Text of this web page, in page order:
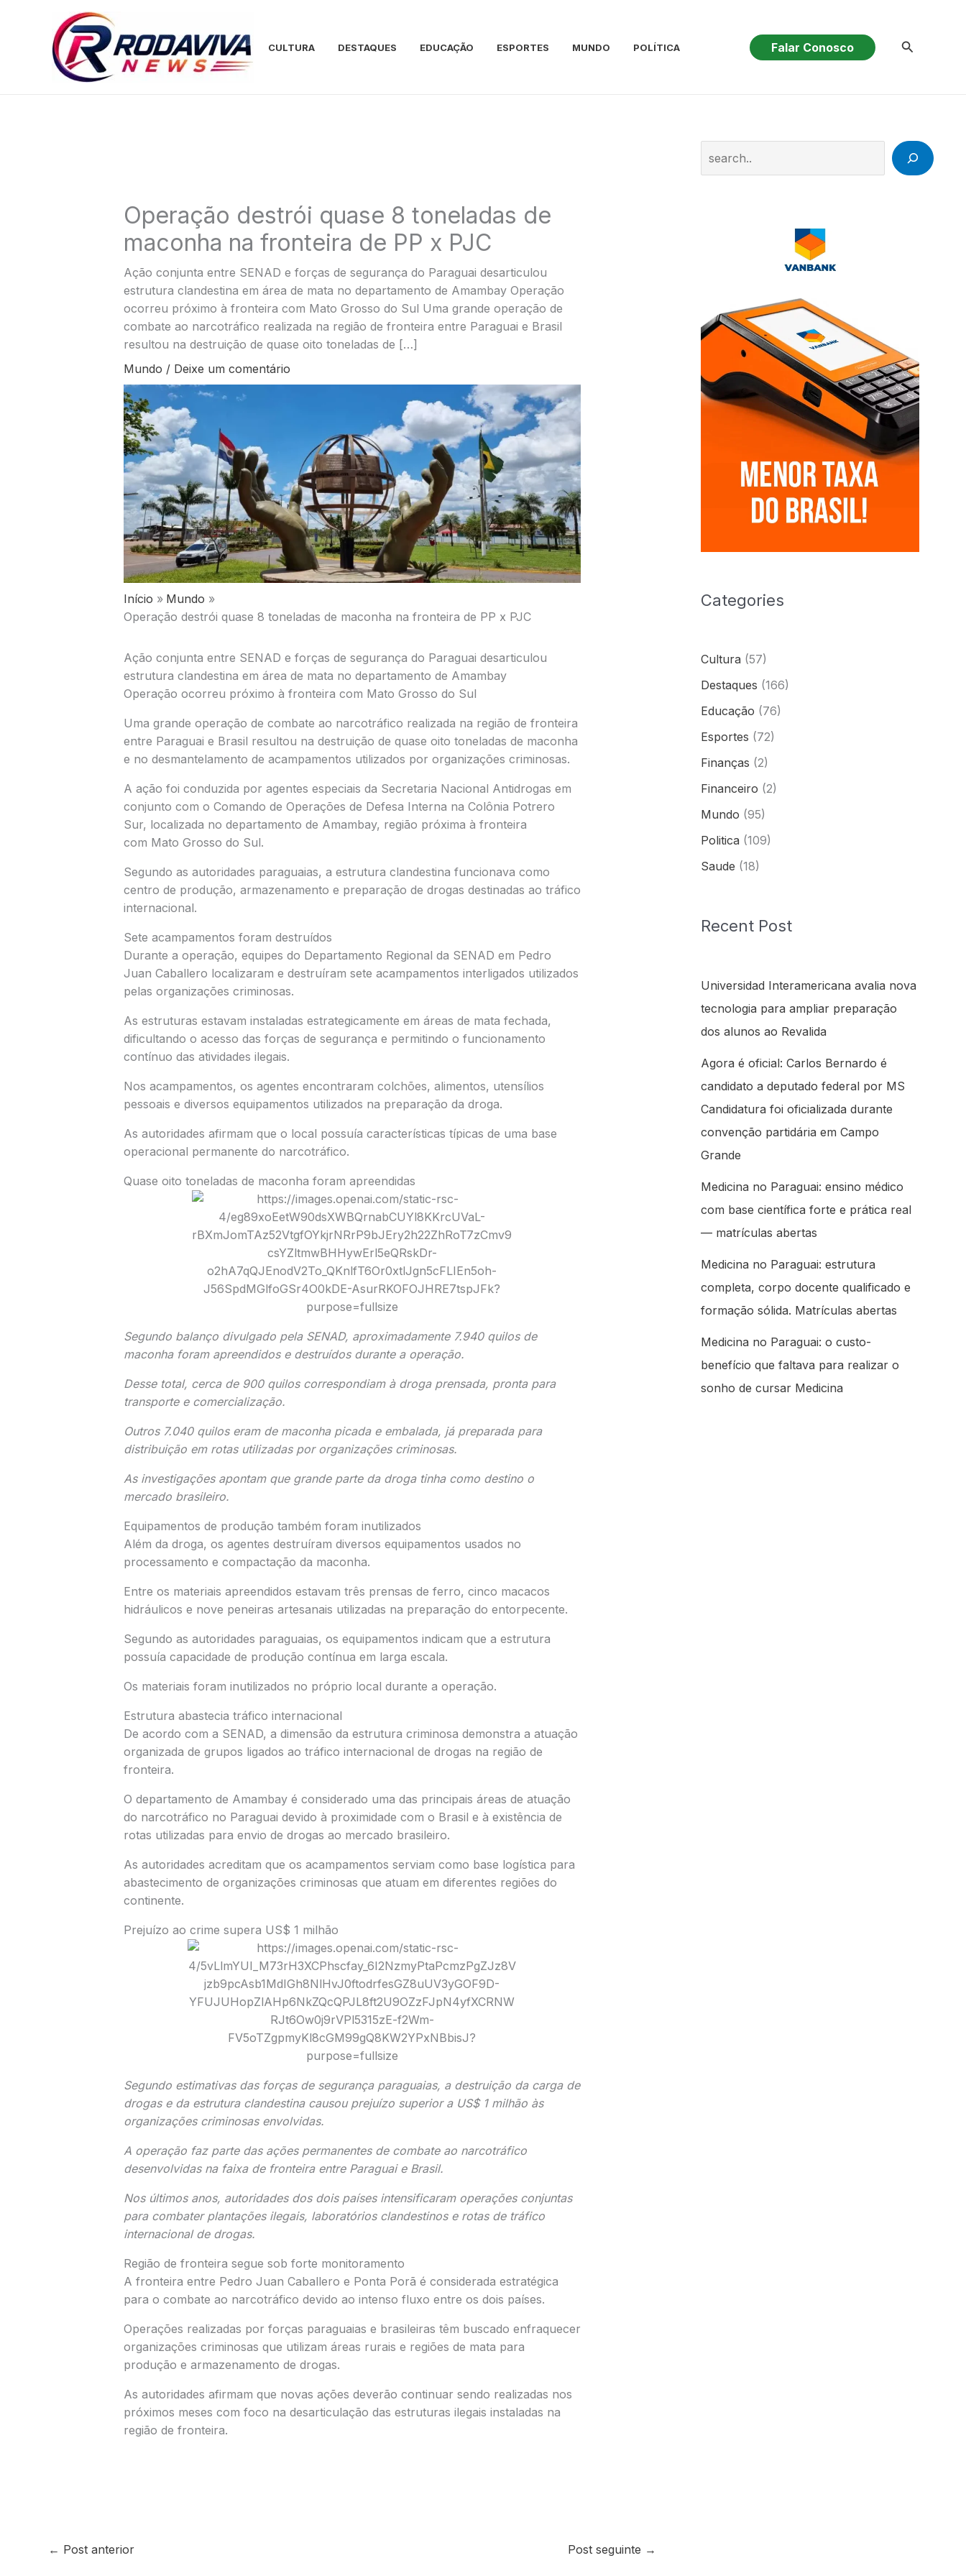
CULTURA DESTAQUES EDUCAÇÃO ESPORTES MUNDO POLÍTICA Falar Conosco Pesquisar
Operação destrói quase 8 toneladas de
maconha na fronteira de PP x PJC
Ação conjunta entre SENAD e forças de segurança do Paraguai desarticulou
estrutura clandestina em área de mata no departamento de Amambay Operação
ocorreu próximo à fronteira com Mato Grosso do Sul Uma grande operação de
combate ao narcotráfico realizada na região de fronteira entre Paraguai e Brasil
resultou na destruição de quase oito toneladas de […]
Mundo / Deixe um comentário
Início
Mundo
Operação destrói quase 8 toneladas de maconha na fronteira de PP x PJC
Ação conjunta entre SENAD e forças de segurança do Paraguai desarticulou
estrutura clandestina em área de mata no departamento de Amambay
Operação ocorreu próximo à fronteira com Mato Grosso do Sul
Uma grande operação de combate ao narcotráfico realizada na região de fronteira
entre Paraguai e Brasil resultou na destruição de quase oito toneladas de maconha
e no desmantelamento de acampamentos utilizados por organizações criminosas.
A ação foi conduzida por agentes especiais da Secretaria Nacional Antidrogas em
conjunto com o Comando de Operações de Defesa Interna na Colônia Potrero
Sur, localizada no departamento de Amambay, região próxima à fronteira
com Mato Grosso do Sul.
Segundo as autoridades paraguaias, a estrutura clandestina funcionava como
centro de produção, armazenamento e preparação de drogas destinadas ao tráfico
internacional.
Sete acampamentos foram destruídos
Durante a operação, equipes do Departamento Regional da SENAD em Pedro
Juan Caballero localizaram e destruíram sete acampamentos interligados utilizados
pelas organizações criminosas.
As estruturas estavam instaladas estrategicamente em áreas de mata fechada,
dificultando o acesso das forças de segurança e permitindo o funcionamento
contínuo das atividades ilegais.
Nos acampamentos, os agentes encontraram colchões, alimentos, utensílios
pessoais e diversos equipamentos utilizados na preparação da droga.
As autoridades afirmam que o local possuía características típicas de uma base
operacional permanente do narcotráfico.
Quase oito toneladas de maconha foram apreendidas
Segundo balanço divulgado pela SENAD, aproximadamente 7.940 quilos de
maconha foram apreendidos e destruídos durante a operação.
Desse total, cerca de 900 quilos correspondiam à droga prensada, pronta para
transporte e comercialização.
Outros 7.040 quilos eram de maconha picada e embalada, já preparada para
distribuição em rotas utilizadas por organizações criminosas.
As investigações apontam que grande parte da droga tinha como destino o
mercado brasileiro.
Equipamentos de produção também foram inutilizados
Além da droga, os agentes destruíram diversos equipamentos usados no
processamento e compactação da maconha.
Entre os materiais apreendidos estavam três prensas de ferro, cinco macacos
hidráulicos e nove peneiras artesanais utilizadas na preparação do entorpecente.
Segundo as autoridades paraguaias, os equipamentos indicam que a estrutura
possuía capacidade de produção contínua em larga escala.
Os materiais foram inutilizados no próprio local durante a operação.
Estrutura abastecia tráfico internacional
De acordo com a SENAD, a dimensão da estrutura criminosa demonstra a atuação
organizada de grupos ligados ao tráfico internacional de drogas na região de
fronteira.
O departamento de Amambay é considerado uma das principais áreas de atuação
do narcotráfico no Paraguai devido à proximidade com o Brasil e à existência de
rotas utilizadas para envio de drogas ao mercado brasileiro.
As autoridades acreditam que os acampamentos serviam como base logística para
abastecimento de organizações criminosas que atuam em diferentes regiões do
continente.
Prejuízo ao crime supera US$ 1 milhão
Segundo estimativas das forças de segurança paraguaias, a destruição da carga de
drogas e da estrutura clandestina causou prejuízo superior a US$ 1 milhão às
organizações criminosas envolvidas.
A operação faz parte das ações permanentes de combate ao narcotráfico
desenvolvidas na faixa de fronteira entre Paraguai e Brasil.
Nos últimos anos, autoridades dos dois países intensificaram operações conjuntas
para combater plantações ilegais, laboratórios clandestinos e rotas de tráfico
internacional de drogas.
Região de fronteira segue sob forte monitoramento
A fronteira entre Pedro Juan Caballero e Ponta Porã é considerada estratégica
para o combate ao narcotráfico devido ao intenso fluxo entre os dois países.
Operações realizadas por forças paraguaias e brasileiras têm buscado enfraquecer
organizações criminosas que utilizam áreas rurais e regiões de mata para
produção e armazenamento de drogas.
As autoridades afirmam que novas ações deverão continuar sendo realizadas nos
próximos meses com foco na desarticulação das estruturas ilegais instaladas na
região de fronteira.
← Post anterior Post seguinte →
Categories
Cultura (57)
Destaques (166)
Educação (76)
Esportes (72)
Finanças (2)
Financeiro (2)
Mundo (95)
Politica (109)
Saude (18)
Recent Post
Universidad Interamericana avalia nova
tecnologia para ampliar preparação
dos alunos ao Revalida
Agora é oficial: Carlos Bernardo é
candidato a deputado federal por MS
Candidatura foi oficializada durante
convenção partidária em Campo
Grande
Medicina no Paraguai: ensino médico
com base científica forte e prática real
— matrículas abertas
Medicina no Paraguai: estrutura
completa, corpo docente qualificado e
formação sólida. Matrículas abertas
Medicina no Paraguai: o custo-
benefício que faltava para realizar o
sonho de cursar Medicina